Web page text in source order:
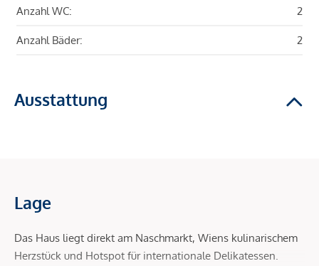
Anzahl WC: 2
Anzahl Bäder: 2
Ausstattung
Lage
Das Haus liegt direkt am Naschmarkt, Wiens kulinarischem
Herzstück und Hotspot für internationale Delikatessen.